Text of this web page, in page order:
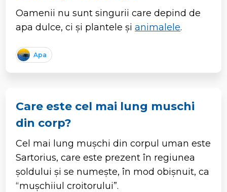
Oamenii nu sunt singurii care depind de
apa dulce, ci și plantele șianimalele.
Apa
Care este cel mai lung muschi
din corp?
Cel mai lung mușchi din corpul uman este
Sartorius, care este prezent în regiunea
șoldului și se numește, în mod obișnuit, ca
“mușchiiul croitorului”.